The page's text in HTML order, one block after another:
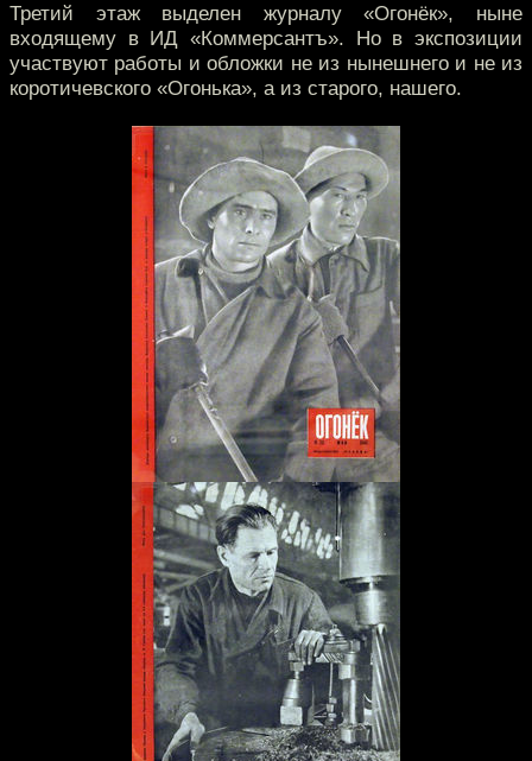
Третий этаж выделен журналу «Огонёк», ныне
входящему в ИД «Коммерсантъ». Но в экспозиции
участвуют работы и обложки не из нынешнего и не из
коротичевского «Огонька», а из старого, нашего.